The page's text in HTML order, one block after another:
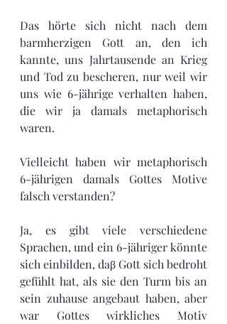
Das hörte sich nicht nach dem
barmherzigen Gott an, den ich
kannte, uns Jahrtausende an Krieg
und Tod zu bescheren, nur weil wir
uns wie 6-jährige verhalten haben,
die wir ja damals metaphorisch
waren.
Vielleicht haben wir metaphorisch
6-jährigen damals Gottes Motive
falsch verstanden?
Ja, es gibt viele verschiedene
Sprachen, und ein 6-jähriger könnte
sich einbilden, daβ Gott sich bedroht
gefühlt hat, als sie den Turm bis an
sein zuhause angebaut haben, aber
war Gottes wirkliches Motiv